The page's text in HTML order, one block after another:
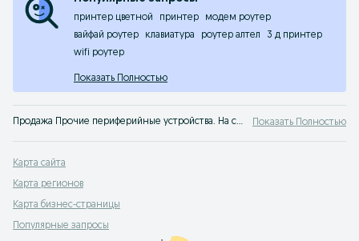
принтер цветной принтер
модем роутер
вайфай роутер
клавиатура роутер алтел
3 д принтер
wifi роутер
Показать Полностью
Продажа Прочие периферийные устройства. На сервисе объявлений OLX.kz Казахстан легко и быстро можно купить Прочие периферийные устройства б/у. Покупай периферийные устройства на OLX Казахстан! Показать Полностью
Карта сайта
Карта регионов
Карта бизнес-страницы
Популярные запросы